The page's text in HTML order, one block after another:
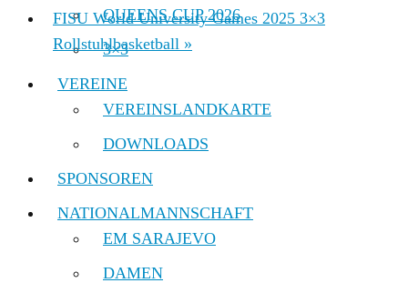
QUEENS CUP 2026
3×3
VEREINE
VEREINSLANDKARTE
DOWNLOADS
SPONSOREN
NATIONALMANNSCHAFT
EM SARAJEVO
DAMEN
FISU World University Games 2025 3×3
Rollstuhlbasketball »